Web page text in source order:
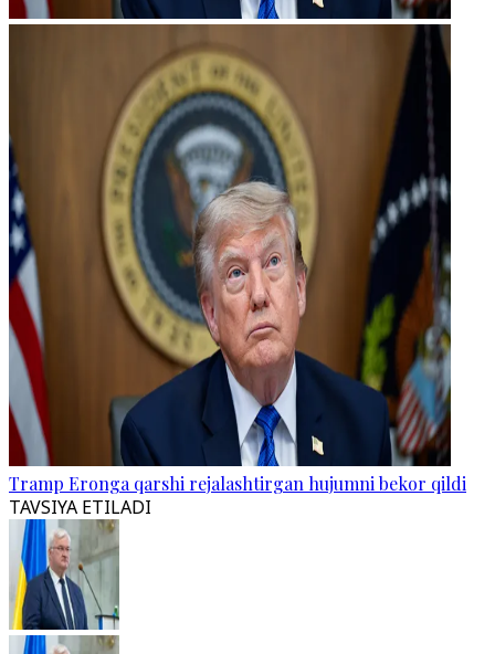
Tramp Eronga qarshi rejalashtirgan hujumni bekor qildi
TAVSIYA ETILADI